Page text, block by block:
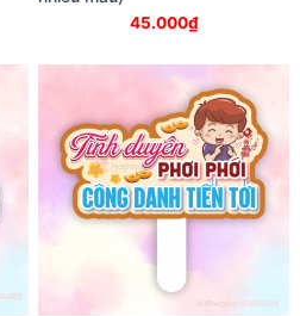
45.000₫